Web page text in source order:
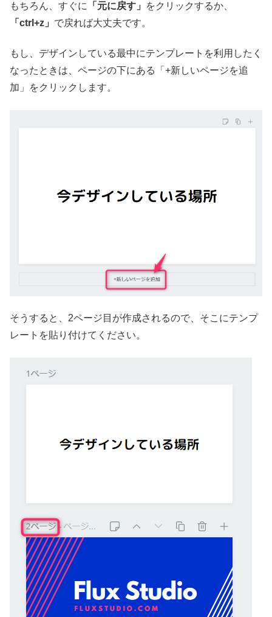
もちろん、すぐに 「元に戻す」
をクリックするか、
「ctrl+z」 で戻れば大丈夫です。
もし、デザインしている最中にテンプレートを利用したく
なったときは、ページの下にある「+新しいページを追
加」をクリックします。
そうすると、2ページ目が作成されるので、そこにテンプ
レートを貼り付けてください。